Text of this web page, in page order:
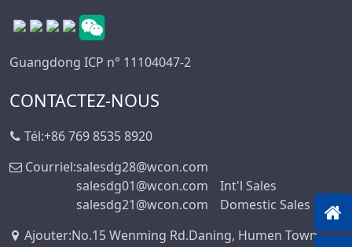
Guangdong ICP n° 11104047-2
CONTACTEZ-NOUS
Tél:+86 769 8535 8920
Courriel:salesdg28@wcon.com
salesdg01@wcon.com
Int'l Sales
salesdg21@wcon.com
Domestic Sales
Ajouter:No.15 Wenming Rd.Daning, Humen Town,